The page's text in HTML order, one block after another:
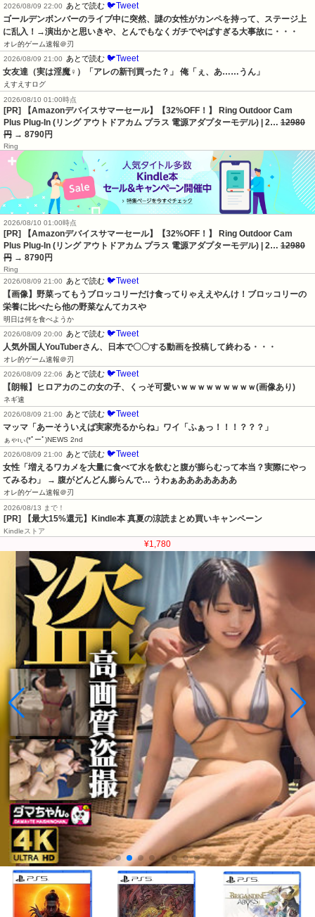
2026/08/09 22:00
あとで読む 🐦Tweet
ゴールデンボンバーのライブ中に突然、謎の女性がカンペを持って、ステージ上
に乱入！→演出かと思いきや、とんでもなくガチでやばすぎる大事故に・・・
オレ的ゲーム速報＠刃
2026/08/09 21:00
あとで読む 🐦Tweet
女友達（実は淫魔♀）「アレの新刊買った？」 俺「ぇ、あ……うん」
えすえすログ
2026/08/10 01:00時点
[PR] 【Amazonデバイスサマーセール】【32%OFF！】 Ring Outdoor Cam
Plus Plug-In (リング アウトドアカム プラス 電源アダプターモデル) | 2… 12980
円 → 8790円
Ring
2026/08/10 01:00時点
[PR] 【Amazonデバイスサマーセール】【32%OFF！】 Ring Outdoor Cam
Plus Plug-In (リング アウトドアカム プラス 電源アダプターモデル) | 2… 12980
円 → 8790円
Ring
2026/08/09 21:00
あとで読む 🐦Tweet
【画像】野菜ってもうブロッコリーだけ食ってりゃええやんけ！ブロッコリーの
栄養に比べたら他の野菜なんてカスや
明日は何を食べようか
2026/08/09 20:00
あとで読む 🐦Tweet
人気外国人YouTuberさん、日本で〇〇する動画を投稿して終わる・・・
オレ的ゲーム速報＠刃
2026/08/09 22:06
あとで読む 🐦Tweet
【朗報】ヒロアカのこの女の子、くっそ可愛いｗｗｗｗｗｗｗｗｗ(画像あり)
ネギ速
2026/08/09 21:00
あとで読む 🐦Tweet
マッマ「あーそういえば実家売るからね」ワイ「ふぁっ！！！？？？」
ぁゃιぃ(*ﾟーﾟ)NEWS 2nd
2026/08/09 21:00
あとで読む 🐦Tweet
女性「増えるワカメを大量に食べて水を飲むと腹が膨らむって本当？実際にやっ
てみるわ」 → 腹がどんどん膨らんで… うわぁあああああああ
オレ的ゲーム速報＠刃
2026/08/13 まで！
[PR] 【最大15%還元】Kindle本 真夏の涼読まとめ買いキャンペーン
Kindleストア
¥1,780